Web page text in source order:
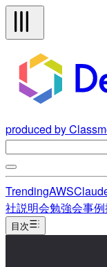
produced by
TrendingAWS
社説明会勉強会事例
目次